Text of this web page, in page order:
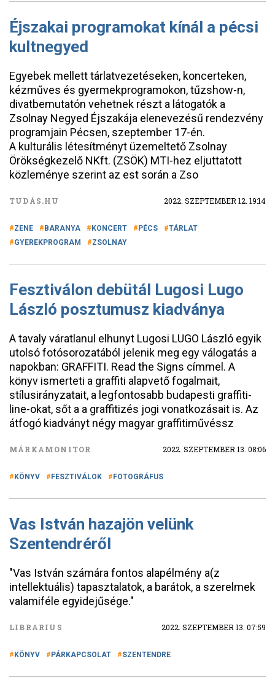
Éjszakai programokat kínál a pécsi
kultnegyed
Egyebek mellett tárlatvezetéseken, koncerteken,
kézműves és gyermekprogramokon, tűzshow-n,
divatbemutatón vehetnek részt a látogatók a
Zsolnay Negyed Éjszakája elenevezésű rendezvény
programjain Pécsen, szeptember 17-én.
A kulturális létesítményt üzemeltető Zsolnay
Örökségkezelő NKft. (ZSÖK) MTI-hez eljuttatott
közleménye szerint az est során a Zso
TUDÁS.HU 2022. SZEPTEMBER 12. 19:14
ZENE BARANYA KONCERT PÉCS
TÁRLAT
GYEREKPROGRAM
ZSOLNAY
Fesztiválon debütál Lugosi Lugo
László posztumusz kiadványa
A tavaly váratlanul elhunyt Lugosi LUGO László egyik
utolsó fotósorozatából jelenik meg egy válogatás a
napokban: GRAFFITI. Read the Signs címmel. A
könyv ismerteti a graffiti alapvető fogalmait,
stílusirányzatait, a legfontosabb budapesti graffiti-
line-okat, sőt a a graffitizés jogi vonatkozásait is. Az
átfogó kiadványt négy magyar graffitiművéssz
MÁRKAMONITOR 2022. SZEPTEMBER 13. 08:06
KÖNYV FESZTIVÁLOK FOTOGRÁFUS
Vas István hazajön velünk
Szentendréről
"Vas István számára fontos alapélmény a(z
intellektuális) tapasztalatok, a barátok, a szerelmek
valamiféle egyidejűsége."
LIBRARIUS 2022. SZEPTEMBER 13. 07:59
KÖNYV PÁRKAPCSOLAT SZENTENDRE